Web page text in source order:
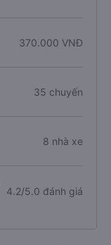
370.000 VNĐ
35 chuyến
8 nhà xe
4.2/5.0 đánh giá